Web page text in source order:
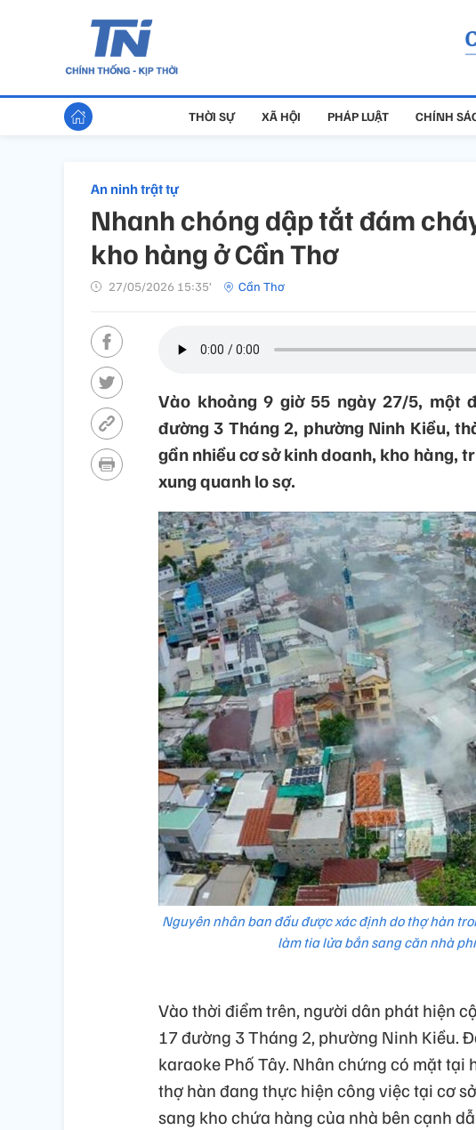
THỜI SỰ XÃ HỘI PHÁP LUẬT CHÍNH
An ninh trật tự
Nhanh chóng dập tắt đám
kho hàng ở Cần Thơ
27/05/2026 15:35’ Cần Thơ
Vào khoảng 9 giờ 55 ngày 27/5, một
đường 3 Tháng 2, phường Ninh Kiều,
gần nhiều cơ sở kinh doanh, kho hàng,
xung quanh lo sợ.
Nguyên nhân ban đầu được xác định do thợ hàn
làm tia lửa bắn sang căn nhà
Vào thời điểm trên, người dân phát hiện
17 đường 3 Tháng 2, phường Ninh Kiều.
karaoke Phố Tây. Nhân chứng có mặt
thợ hàn đang thực hiện công việc tại cơ
sang kho chứa hàng của nhà bên cạnh